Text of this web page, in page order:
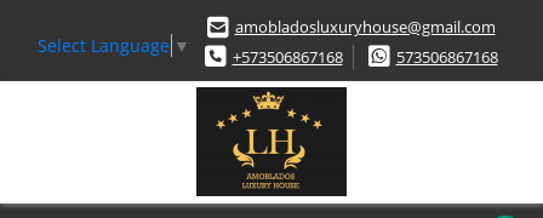
Select Language ▼
amobladosluxuryhouse@gmail.com
+573506867168
573506867168